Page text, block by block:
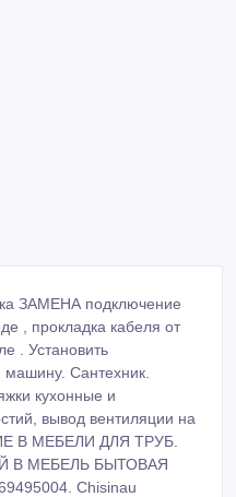
ЗАМЕНА подключение
, прокладка кабеля от
. Установить
Сантехник.
кухонные и
вывод вентиляции на